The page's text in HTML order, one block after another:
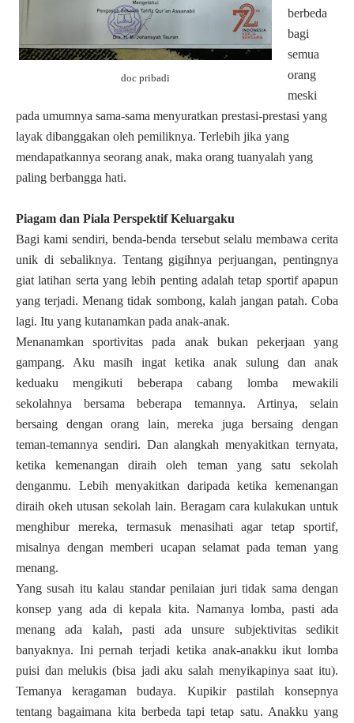
doc pribadi
berbeda
bagi
semua
orang
meski
pada umumnya sama-sama menyuratkan prestasi-prestasi yang
layak dibanggakan oleh pemiliknya. Terlebih jika yang
mendapatkannya seorang anak, maka orang tuanyalah yang
paling berbangga hati.
Piagam dan Piala Perspektif Keluargaku
Bagi kami sendiri, benda-benda tersebut selalu membawa cerita
unik di sebaliknya. Tentang gigihnya perjuangan, pentingnya
giat latihan serta yang lebih penting adalah tetap sportif apapun
yang terjadi. Menang tidak sombong, kalah jangan patah. Coba
lagi. Itu yang kutanamkan pada anak-anak.
Menanamkan sportivitas pada anak bukan pekerjaan yang
gampang. Aku masih ingat ketika anak sulung dan anak
keduaku mengikuti beberapa cabang lomba mewakili
sekolahnya bersama beberapa temannya. Artinya, selain
bersaing dengan orang lain, mereka juga bersaing dengan
teman-temannya sendiri. Dan alangkah menyakitkan ternyata,
ketika kemenangan diraih oleh teman yang satu sekolah
denganmu. Lebih menyakitkan daripada ketika kemenangan
diraih okeh utusan sekolah lain. Beragam cara kulakukan untuk
menghibur mereka, termasuk menasihati agar tetap sportif,
misalnya dengan memberi ucapan selamat pada teman yang
menang.
Yang susah itu kalau standar penilaian juri tidak sama dengan
konsep yang ada di kepala kita. Namanya lomba, pasti ada
menang ada kalah, pasti ada unsure subjektivitas sedikit
banyaknya. Ini pernah terjadi ketika anak-anakku ikut lomba
puisi dan melukis (bisa jadi aku salah menyikapinya saat itu).
Temanya keragaman budaya. Kupikir pastilah konsepnya
tentang bagaimana kita berbeda tapi tetap satu. Anakku yang